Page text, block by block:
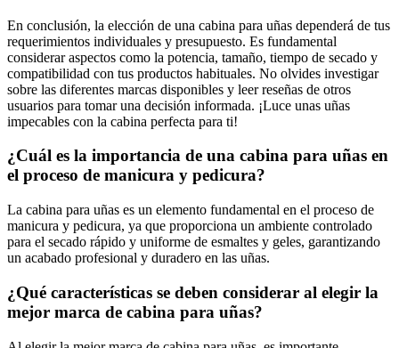
En conclusión, la elección de una cabina para uñas dependerá de tus
requerimientos individuales y presupuesto. Es fundamental
considerar aspectos como la potencia, tamaño, tiempo de secado y
compatibilidad con tus productos habituales. No olvides investigar
sobre las diferentes marcas disponibles y leer reseñas de otros
usuarios para tomar una decisión informada. ¡Luce unas uñas
impecables con la cabina perfecta para ti!
¿Cuál es la importancia de una cabina para uñas en
el proceso de manicura y pedicura?
La cabina para uñas es un elemento fundamental en el proceso de
manicura y pedicura, ya que proporciona un ambiente controlado
para el secado rápido y uniforme de esmaltes y geles, garantizando
un acabado profesional y duradero en las uñas.
¿Qué características se deben considerar al elegir la
mejor marca de cabina para uñas?